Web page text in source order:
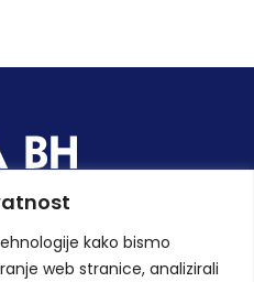
kako bismo
web stranice, analizirali
od strane strane
i sporta ZE-DO kantona.